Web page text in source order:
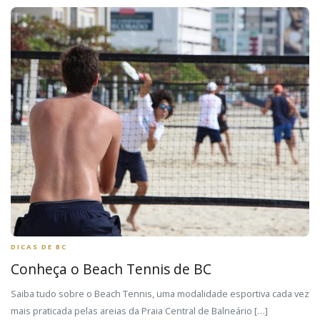
DICAS DE BC
Conheça o Beach Tennis de BC
Saiba tudo sobre o Beach Tennis, uma modalidade esportiva cada vez
mais praticada pelas areias da Praia Central de Balneário […]